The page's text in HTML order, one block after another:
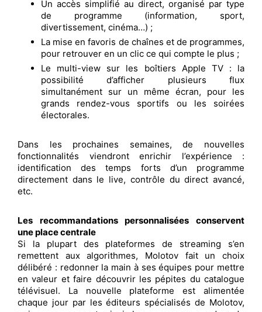
Un accès simplifié au direct, organisé par type
de programme (information, sport,
divertissement, cinéma…) ;
La mise en favoris de chaînes et de programmes,
pour retrouver en un clic ce qui compte le plus ;
Le multi-view sur les boîtiers Apple TV : la
possibilité d’afficher plusieurs flux
simultanément sur un même écran, pour les
grands rendez-vous sportifs ou les soirées
électorales.
Dans les prochaines semaines, de nouvelles
fonctionnalités viendront enrichir l’expérience :
identification des temps forts d’un programme
directement dans le live, contrôle du direct avancé,
etc.
Les recommandations personnalisées conservent
une place centrale
Si la plupart des plateformes de streaming s’en
remettent aux algorithmes, Molotov fait un choix
délibéré : redonner la main à ses équipes pour mettre
en valeur et faire découvrir les pépites du catalogue
télévisuel. La nouvelle plateforme est alimentée
chaque jour par les éditeurs spécialisés de Molotov,